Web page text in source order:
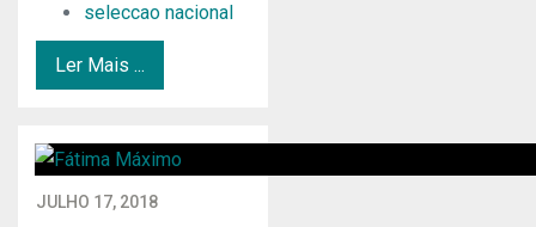
seleccao nacional
Ler Mais ...
JULHO 17, 2018